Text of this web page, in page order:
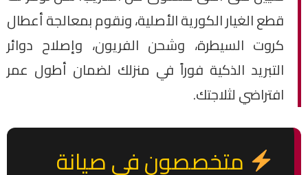
قطع الغيار الكورية الأصلية، ونقوم بمعالجة أعطال
كروت السيطرة، وشحن الفريون، وإصلاح دوائر
التبريد الذكية فوراً في منزلك لضمان أطول عمر
افتراضي لثلاجتك.
متخصصون في صيانة